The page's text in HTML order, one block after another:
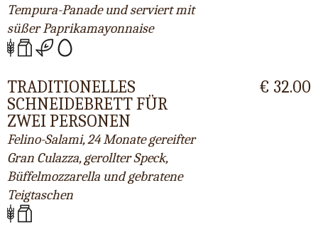
Tempura-Panade und serviert mit
süßer Paprikamayonnaise
TRADITIONELLES
SCHNEIDEBRETT FÜR
ZWEI PERSONEN
Felino-Salami, 24 Monate gereifter
Gran Culazza, gerollter Speck,
Büffelmozzarella und gebratene
Teigtaschen
€ 32.00